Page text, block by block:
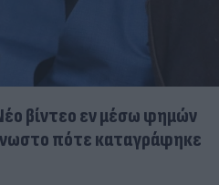
βίντεο εν μέσω φημών
πότε καταγράφηκε